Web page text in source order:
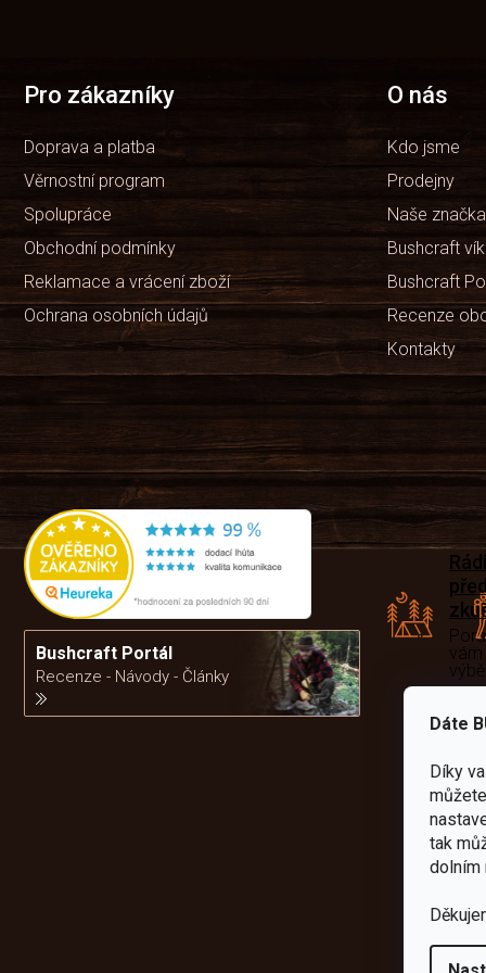
Dáte
Díky
tak
dolním
Pro zákazníky
Doprava a platba
Věrnostní program
Spolupráce
Obchodní podmínky
Reklamace a vrácení zboží
Ochrana osobních údajů
O nás
Kdo jsme
Prodejny
Naše
Bushcraft
Bushcraft
Recenze
Kontakty
Bushcraft Portál
Recenze - Návody - Články
Rádi
vám